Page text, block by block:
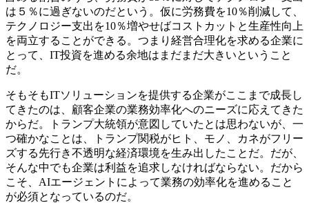
は５％に過ぎないのだという。仮に労務費を10％削減して、
テクノロジー支出を10％増やせばコストカットと生産性向上
を両立することができる。つまり経営合理化を求める企業に
とって、IT投資を進める余地はまだまだ大きいということ
だ。
そもそもITソリューションを提供する企業がここまで成長し
てきたのは、顧客企業の業務効率化へのニーズに応えてきた
からだ。トランプ大統領が意図していたとは思わないが、一
つ確かなことは、トランプ関税がヒト、モノ、カネがフリー
ズする先行き不透明な経済環境を生み出したことだ。だが、
そんな中でも企業は利益を追求しなければならない。だから
こそ、AIエージェントによって業務の効率化を進めること
が必須となっているのだ。